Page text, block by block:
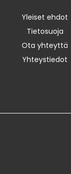
Yleiset ehdot
Tietosuoja
Ota yhteyttä
Yhteystiedot